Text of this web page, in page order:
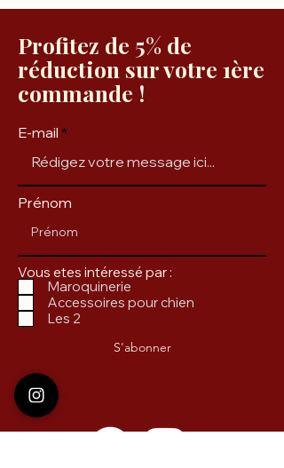
Profitez de 5% de
réduction sur votre 1ère
commande !
E-mail
Prénom
Vous etes intéressé par :
Maroquinerie
Accessoires pour chien
Les 2
S'abonner